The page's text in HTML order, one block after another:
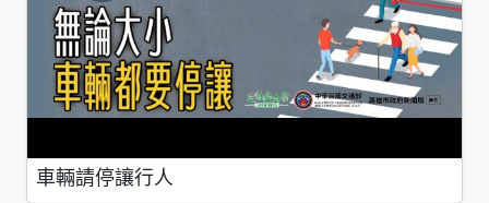
車輛請停讓行人